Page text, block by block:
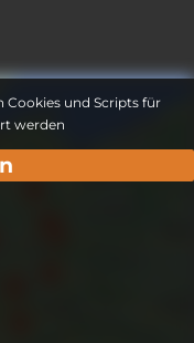
Cookies und Scripts für
werden